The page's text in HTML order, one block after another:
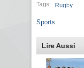
Tags: Rugby
Sports
Lire Aussi